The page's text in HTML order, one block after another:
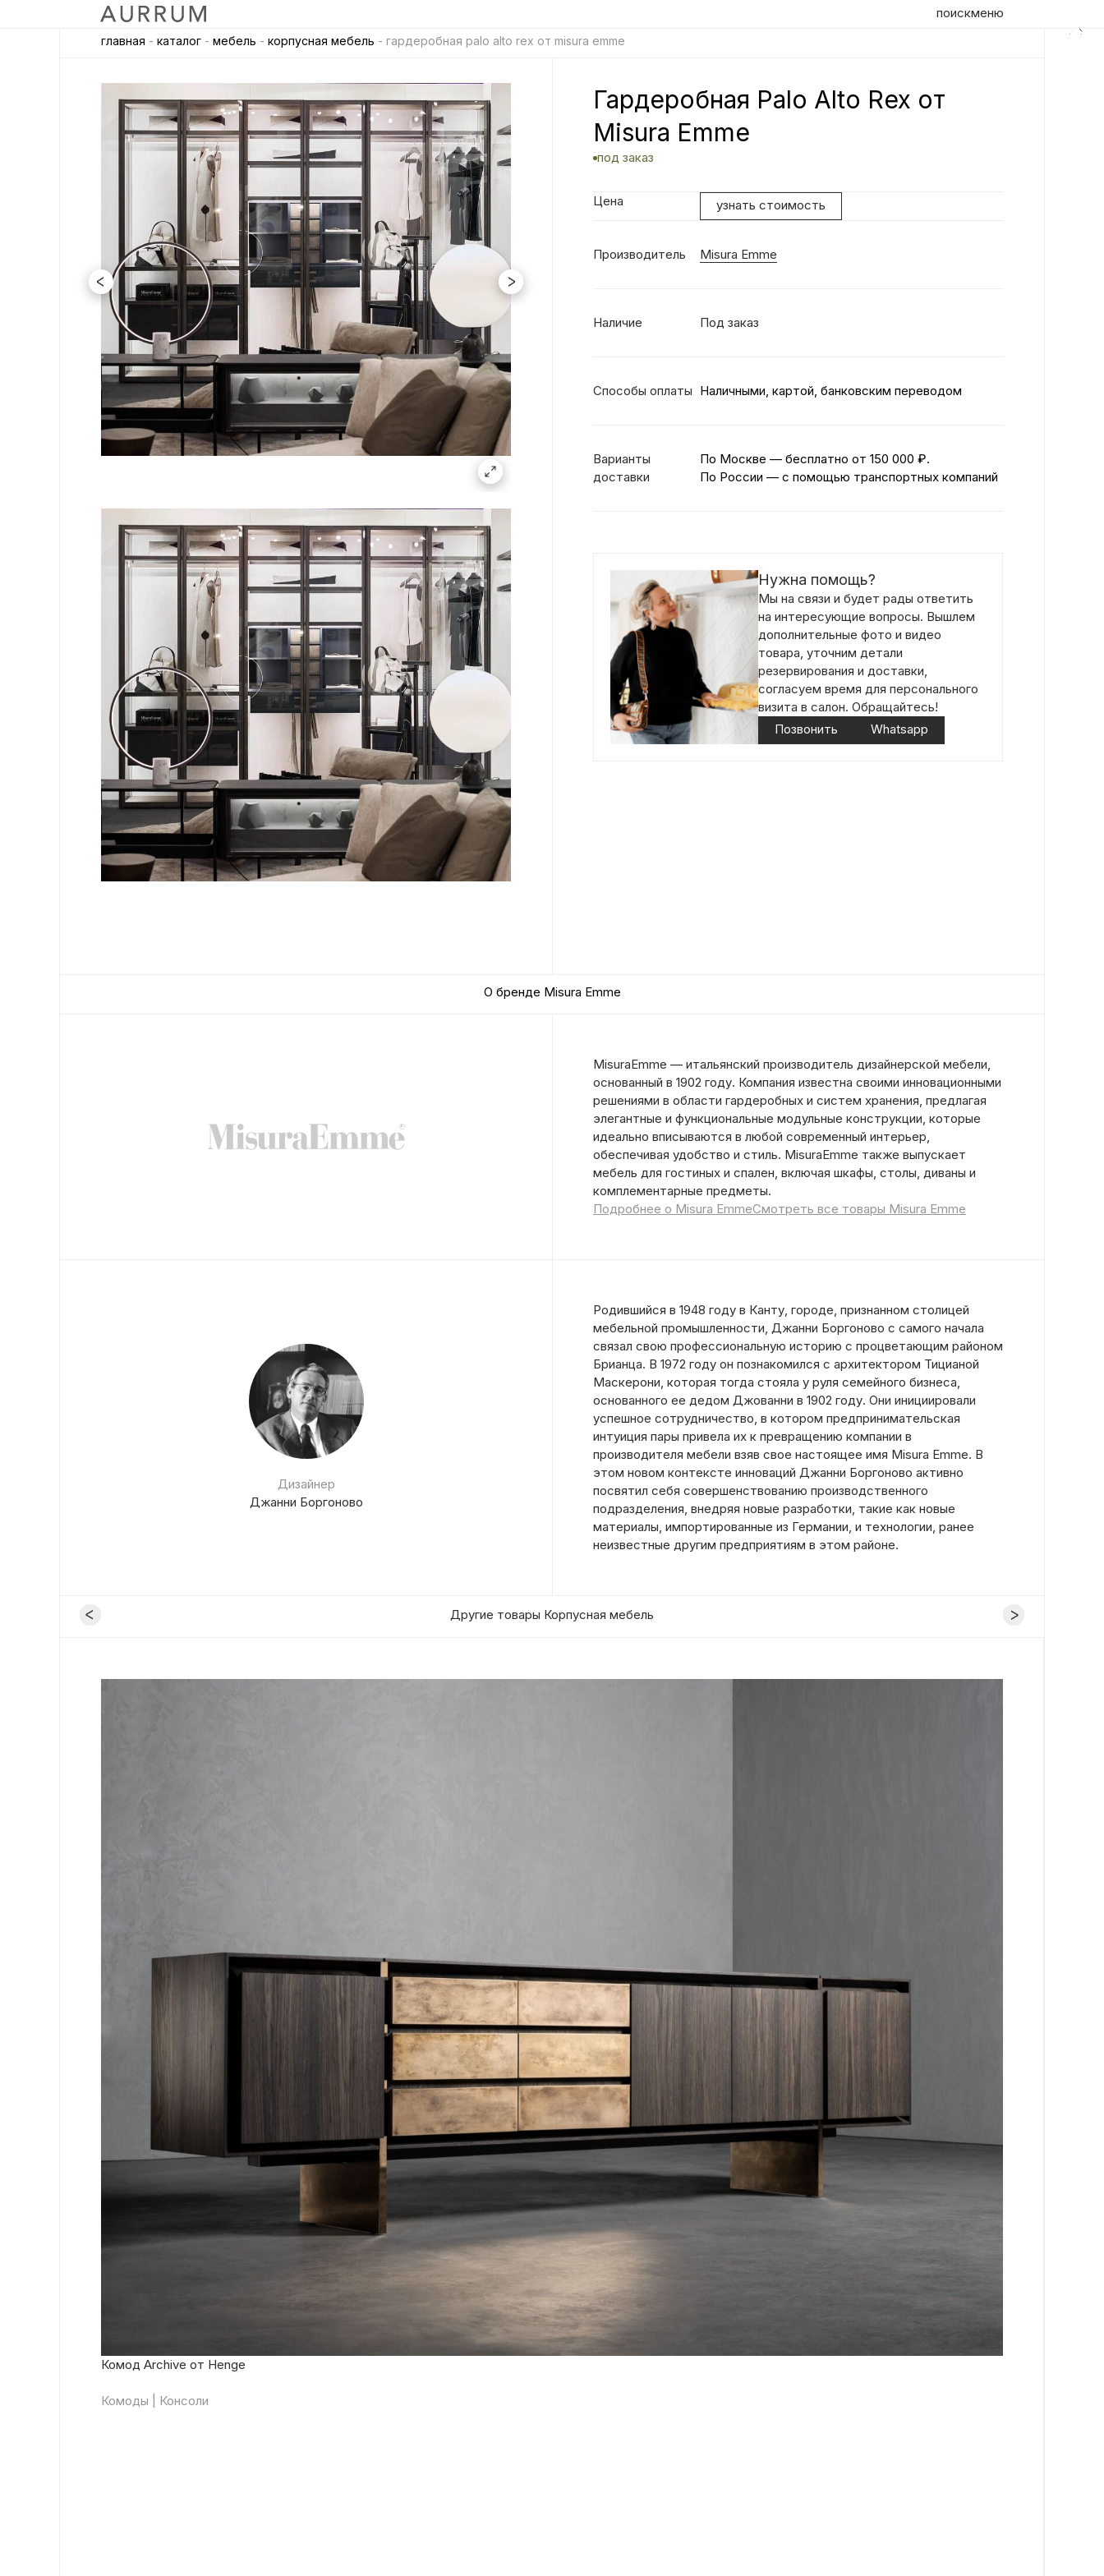
поискменю
главная - каталог - мебель - корпусная мебель - гардеробная palo alto rex от misura emme
Гардеробная Palo Alto Rex от
Misura Emme
под заказ
Цена узнать стоимость
Производитель Misura Emme
Наличие Под заказ
Способы оплаты Наличными, картой, банковским переводом
Варианты
доставки
По Москве — бесплатно от 150 000 ₽.
По России — с помощью транспортных компаний
Нужна помощь?
Мы на связи и будет рады ответить
на интересующие вопросы. Вышлем
дополнительные фото и видео
товара, уточним детали
резервирования и доставки,
согласуем время для персонального
визита в салон. Обращайтесь!
Позвонить
Whatsapp
О бренде Misura Emme
MisuraEmme — итальянский производитель дизайнерской мебели,
основанный в 1902 году. Компания известна своими инновационными
решениями в области гардеробных и систем хранения, предлагая
элегантные и функциональные модульные конструкции, которые
идеально вписываются в любой современный интерьер,
обеспечивая удобство и стиль. MisuraEmme также выпускает
мебель для гостиных и спален, включая шкафы, столы, диваны и
комплементарные предметы.
Подробнее о Misura EmmeСмотреть все товары Misura Emme
Дизайнер
Джанни Боргоново
Родившийся в 1948 году в Канту, городе, признанном столицей
мебельной промышленности, Джанни Боргоново с самого начала
связал свою профессиональную историю с процветающим районом
Брианца. В 1972 году он познакомился с архитектором Тицианой
Маскерони, которая тогда стояла у руля семейного бизнеса,
основанного ее дедом Джованни в 1902 году. Они инициировали
успешное сотрудничество, в котором предпринимательская
интуиция пары привела их к превращению компании в
производителя мебели взяв свое настоящее имя Misura Emme. В
этом новом контексте инноваций Джанни Боргоново активно
посвятил себя совершенствованию производственного
подразделения, внедряя новые разработки, такие как новые
материалы, импортированные из Германии, и технологии, ранее
неизвестные другим предприятиям в этом районе.
Другие товары Корпусная мебель
Комод Archive от Henge
Комоды | Консоли